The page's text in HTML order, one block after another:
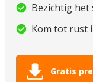
Bezichtig het
Kom tot rust
Gratis